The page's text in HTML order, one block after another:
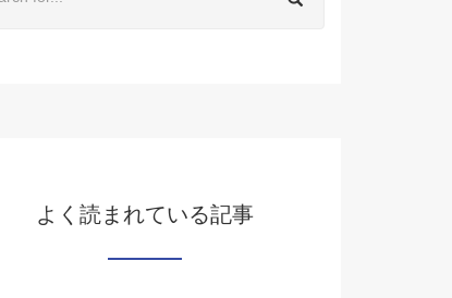
よく読まれている記事